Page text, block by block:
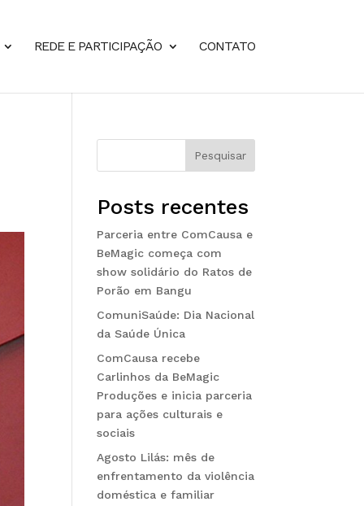
REDE E PARTICIPAÇÃO CONTATO
Pesquisar
Posts recentes
Parceria entre ComCausa e
BeMagic começa com
show solidário do Ratos de
Porão em Bangu
ComuniSaúde: Dia Nacional
da Saúde Única
ComCausa recebe
Carlinhos da BeMagic
Produções e inicia parceria
para ações culturais e
sociais
Agosto Lilás: mês de
enfrentamento da violência
doméstica e familiar